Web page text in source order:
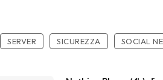
SERVER SICUREZZA SOCIAL